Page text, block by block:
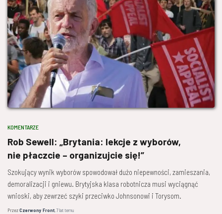
KOMENTARZE
Rob Sewell: „Brytania: lekcje z wyborów,
nie płaczcie – organizujcie się!”
Szokujący wynik wyborów spowodował dużo niepewności, zamieszania,
demoralizacji i gniewu. Brytyjska klasa robotnicza musi wyciągnąć
wnioski, aby zewrzeć szyki przeciwko Johnsonowi i Torysom.
PrzezCzerwony Front,7 lattemu